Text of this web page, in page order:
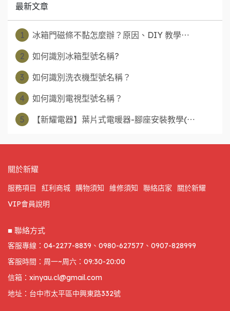
最新文章
1 冰箱門磁條不黏怎麼辦？原因、DIY 教學⋯
2 如何識別冰箱型號名稱?
3 如何識別洗衣機型號名稱？
4 如何識別電視型號名稱？
5 【新耀電器】葉片式電暖器-腳座安裝教學(⋯
關於新耀
服務項目 紅利商城 購物須知 維修須知 聯絡店家
關於新耀
VIP會員說明
■ 聯絡方式
客服專線：04-2277-8839、0980-627577、0907-828999
客服時間：周一~周六：09:30-20:00
信箱：xinyau.cl@gmail.com
地址：台中市太平區中興東路332號